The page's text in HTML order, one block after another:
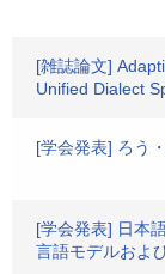
[雑誌論文]
Unified Dialect
[学会発表] ろう
[学会発表] 日本
言語モデルおよ